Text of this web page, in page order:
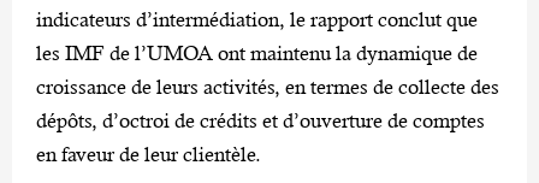
indicateurs d’intermédiation, le rapport conclut que
les IMF de l’UMOA ont maintenu la dynamique de
croissance de leurs activités, en termes de collecte des
dépôts, d’octroi de crédits et d’ouverture de comptes
en faveur de leur clientèle.